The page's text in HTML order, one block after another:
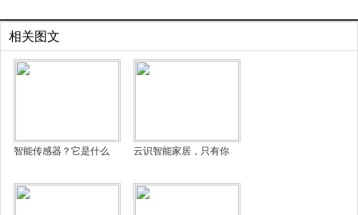
相关图文
智能传感器？它是什么 云识智能家居，只有你